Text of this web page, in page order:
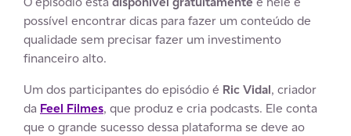
possível encontrar dicas para fazer um conteúdo de
qualidade sem precisar fazer um investimento
financeiro alto.
Um dos participantes do episódio é Ric Vidal, criador
da Feel Filmes, que produz e cria podcasts. Ele conta
que o grande sucesso dessa plataforma se deve ao